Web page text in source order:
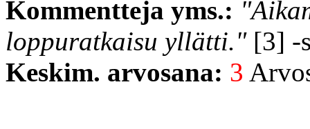
Kommentteja yms.:
loppuratkaisu yllätti."[3] -
Keskim. arvosana: 3